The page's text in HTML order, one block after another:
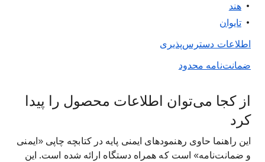
هند
تایوان
اطلاعات دسترس‌پذیری
ضمانت‌نامه محدود
از کجا می‌توان اطلاعات محصول را پیدا
کرد
این راهنما حاوی رهنمودهای ایمنی پایه در کتابچه چاپی «ایمنی
و ضمانت‌نامه» است که همراه دستگاه ارائه شده است. این